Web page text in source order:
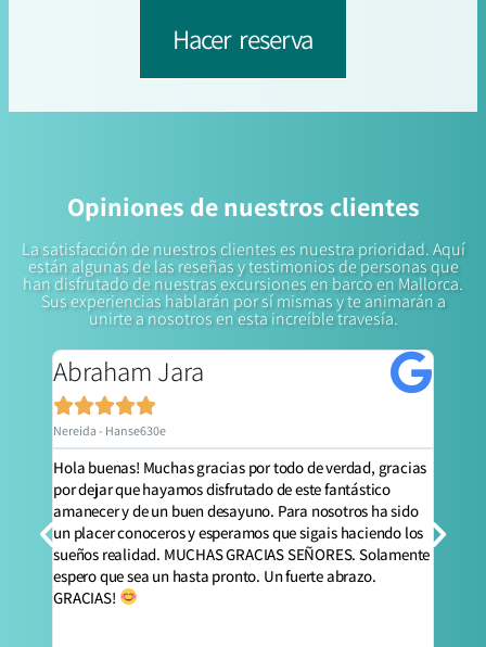
Hacer reserva
Opiniones de nuestros clientes
La satisfacción de nuestros clientes es nuestra prioridad. Aquí
están algunas de las reseñas y testimonios de personas que
han disfrutado de nuestras excursiones en barco en Mallorca.
Sus experiencias hablarán por sí mismas y te animarán a
unirte a nosotros en esta increíble travesía.
Abraham Jara

Nereida - Hanse630e
Hola buenas! Muchas gracias por todo de verdad, gracias
por dejar que hayamos disfrutado de este fantástico
amanecer y de un buen desayuno. Para nosotros ha sido
un placer conoceros y esperamos que sigais haciendo los
sueños realidad. MUCHAS GRACIAS SEÑORES. Solamente
espero que sea un hasta pronto. Un fuerte abrazo.
GRACIAS!